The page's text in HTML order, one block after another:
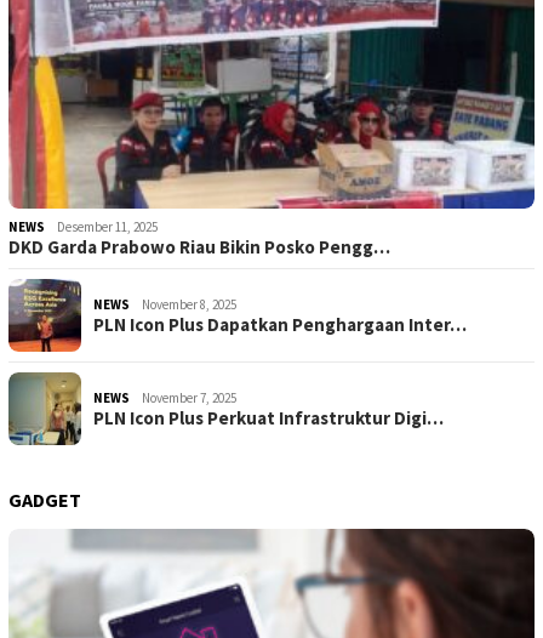
NEWS Desember 11, 2025
DKD Garda Prabowo Riau Bikin Posko Pengg…
NEWS November 8, 2025
PLN Icon Plus Dapatkan Penghargaan Inter…
NEWS November 7, 2025
PLN Icon Plus Perkuat Infrastruktur Digi…
GADGET